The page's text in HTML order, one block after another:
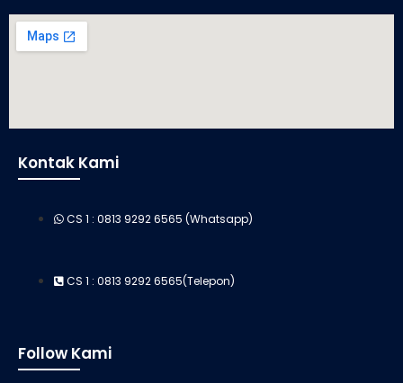
Kontak Kami
CS 1 : 0813 9292 6565 (Whatsapp)
CS 1 : 0813 9292 6565(Telepon)
Follow Kami